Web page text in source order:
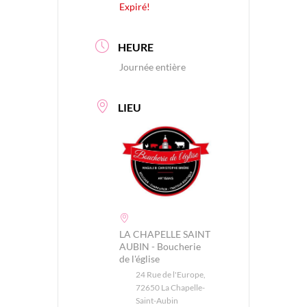
Expiré!
HEURE
Journée entière
LIEU
LA CHAPELLE SAINT
AUBIN - Boucherie
de l'église
24 Rue de l'Europe,
72650 La Chapelle-
Saint-Aubin